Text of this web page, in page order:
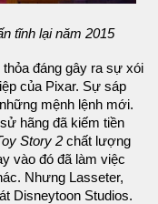
tĩnh lại năm 2015
đáng gây ra sự xói
của Pixar. Sự sáp
mệnh lệnh mới.
hãng đã kiếm tiền
Story 2 chất lượng
vào đó đã làm việc
Nhưng Lasseter,
Disneytoon Studios.